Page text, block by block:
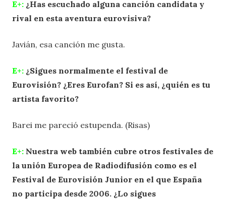
E+: ¿Has escuchado alguna canción candidata y
rival en esta aventura eurovisiva?
Javián, esa canción me gusta.
E+: ¿Sigues normalmente el festival de
Eurovisión? ¿Eres Eurofan? Si es así, ¿quién es tu
artista favorito?
Barei me pareció estupenda. (Risas)
E+: Nuestra web también cubre otros festivales de
la unión Europea de Radiodifusión como es el
Festival de Eurovisión Junior en el que España
no participa desde 2006. ¿Lo sigues